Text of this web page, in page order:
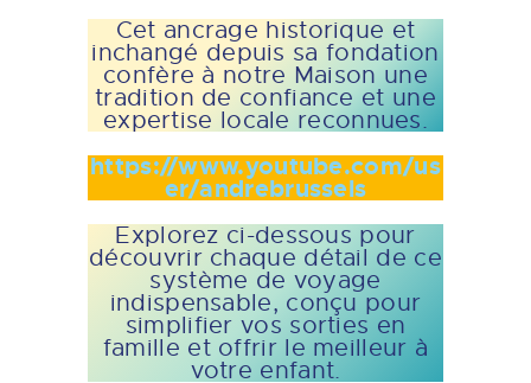
Cet ancrage historique et
inchangé depuis sa fondation
confère à notre Maison une
tradition de confiance et une
expertise locale reconnues.
https://www.youtube.com/us
er/andrebrussels
Explorez ci-dessous pour
découvrir chaque détail de ce
système de voyage
indispensable, conçu pour
simplifier vos sorties en
famille et offrir le meilleur à
votre enfant.